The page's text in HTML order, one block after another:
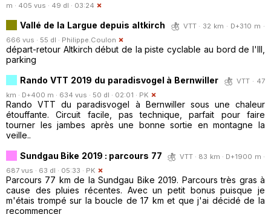
m · 405 vus · 49 dl · 03:24
Vallé de la Largue depuis altkirch
VTT · 32 km · D+310 m ·
666 vus · 55 dl · Philippe.Coulon
départ-retour Altkirch début de la piste cyclable au bord de l'Ill,
parking
Rando VTT 2019 du paradisvogel à Bernwiller
VTT · 47
km · D+400 m · 634 vus · 50 dl · 02:01 · PK
Rando VTT du paradisvogel à Bernwiller sous une chaleur
étouffante. Circuit facile, pas technique, parfait pour faire
tourner les jambes après une bonne sortie en montagne la
veille..
Sundgau Bike 2019 : parcours 77
VTT · 83 km · D+1900 m ·
687 vus · 63 dl · 05:33 · PK
Parcours 77 km de la Sundgau Bike 2019. Parcours très gras à
cause des pluies récentes. Avec un petit bonus puisque je
m'étais trompé sur la boucle de 17 km et que j'ai décidé de la
recommencer